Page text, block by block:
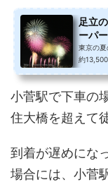
足立
ーパ
東京の夏
約
小菅駅で下車の
住大橋を超えて
到着が遅めにな
場合には、小菅